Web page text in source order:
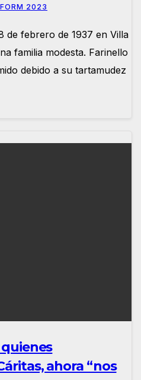
2023
de febrero de 1937 en Villa
familia modesta. Farinello
debido a su tartamudez
ahora “nos